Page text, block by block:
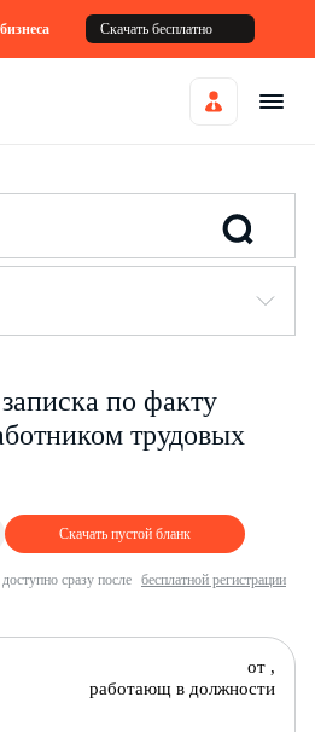
Скачать бесплатно
по факту
трудовых
Скачать пустой бланк
сразу после бесплатной регистрации
от ,
работающ в должности